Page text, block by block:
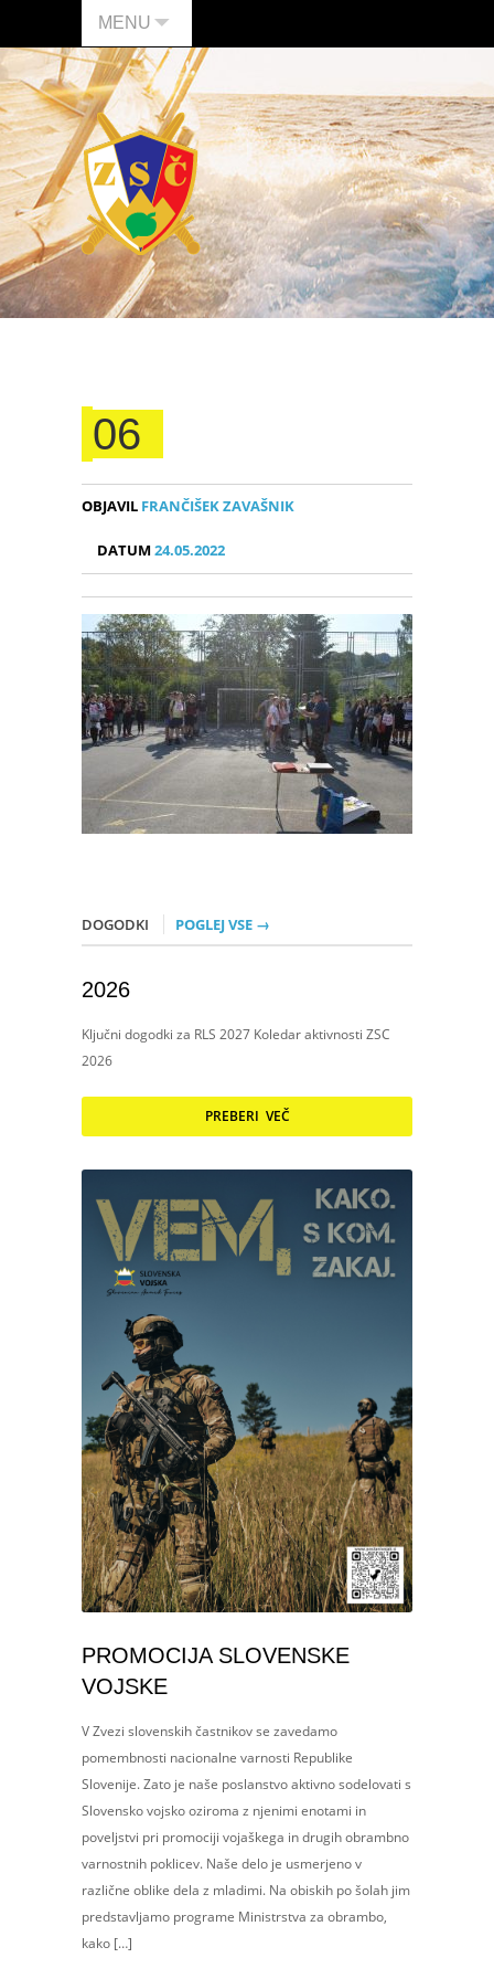
MENU
06
OBJAVIL FRANČIŠEK ZAVAŠNIK
DATUM24.05.2022
DOGODKI POGLEJ VSE →
2026
Ključni dogodki za RLS 2027 Koledar aktivnosti ZSC
2026
PREBERI VEČ
PROMOCIJA SLOVENSKE
VOJSKE
V Zvezi slovenskih častnikov se zavedamo
pomembnosti nacionalne varnosti Republike
Slovenije. Zato je naše poslanstvo aktivno sodelovati s
Slovensko vojsko oziroma z njenimi enotami in
poveljstvi pri promociji vojaškega in drugih obrambno
varnostnih poklicev. Naše delo je usmerjeno v
različne oblike dela z mladimi. Na obiskih po šolah jim
predstavljamo programe Ministrstva za obrambo,
kako […]